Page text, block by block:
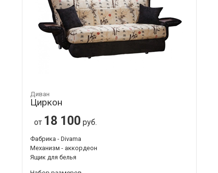
Диван
Циркон
от 18 100 руб.
Фабрика - Divama
Механизм - аккордеон
Ящик для белья